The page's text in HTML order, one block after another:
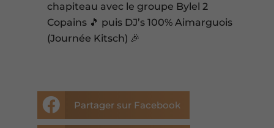
chapiteau avec le groupe Bylel 2
Copains 🎵 puis DJ’s 100% Aimarguois
(Journée Kitsch) 🎉
 Partager sur Facebook